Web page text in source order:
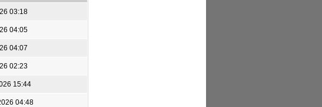
03:18
04:05
04:07
02:23
15:44
04:48